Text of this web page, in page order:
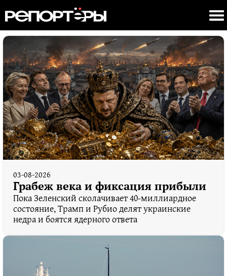
03-08-2026
Грабеж века и фиксация прибыли
Пока Зеленский сколачивает 40-миллиардное
состояние, Трамп и Рубио делят украинские
недра и боятся ядерного ответа